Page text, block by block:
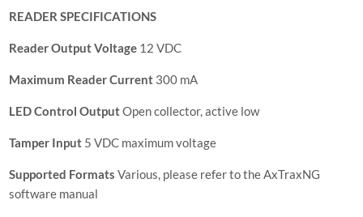
READER SPECIFICATIONS
Reader Output Voltage 12 VDC
Maximum Reader Current 300 mA
LED Control OutputOpen collector, active low
Tamper Input 5 VDC maximum voltage
Supported Formats Various, please refer to the AxTraxNG
software manual